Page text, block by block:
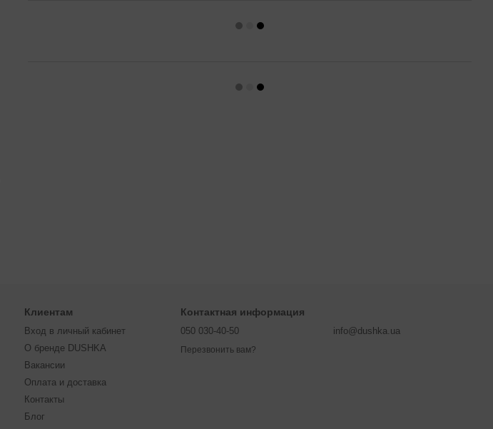
Клиентам
Вход в личный кабинет
О бренде DUSHKA
Вакансии
Оплата и доставка
Контакты
Блог
Контактная информация
050 030-40-50
Перезвонить вам?
info@dushka.ua